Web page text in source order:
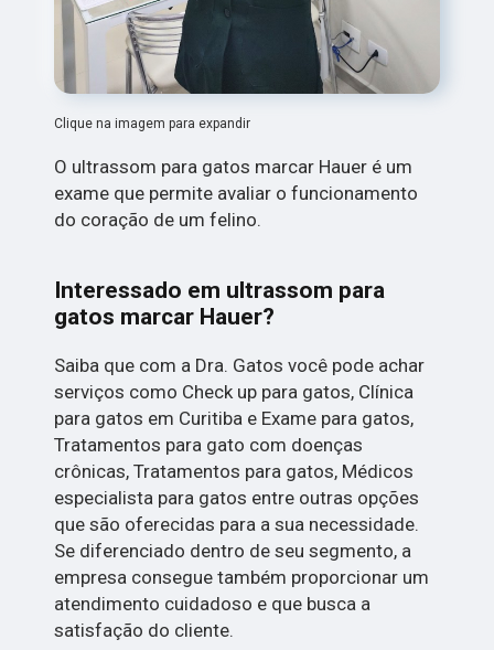
Clique na imagem para expandir
O ultrassom para gatos marcar Hauer é um
exame que permite avaliar o funcionamento
do coração de um felino.
Interessado em ultrassom para
gatos marcar Hauer?
Saiba que com a Dra. Gatos você pode achar
serviços como Check up para gatos, Clínica
para gatos em Curitiba e Exame para gatos,
Tratamentos para gato com doenças
crônicas, Tratamentos para gatos, Médicos
especialista para gatos entre outras opções
que são oferecidas para a sua necessidade.
Se diferenciado dentro de seu segmento, a
empresa consegue também proporcionar um
atendimento cuidadoso e que busca a
satisfação do cliente.